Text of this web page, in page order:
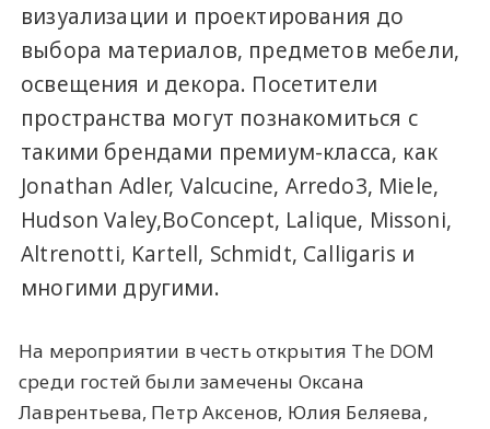
визуализации и проектирования до
выбора материалов, предметов мебели,
освещения и декора. Посетители
пространства могут познакомиться с
такими брендами премиум-класса, как
Jonathan Adler, Valcucine, Arredo3, Miele,
Hudson Valey,BoConcept, Lalique, Missoni,
Altrenotti, Kartell, Schmidt, Calligaris и
многими другими.
На мероприятии в честь открытия The DOM
среди гостей были замечены Оксана
Лаврентьева, Петр Аксенов, Юлия Беляева,